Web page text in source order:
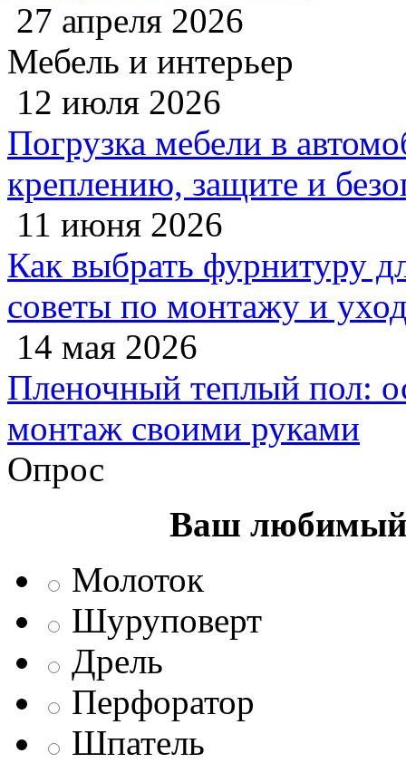
27 апреля 2026
Мебель и интерьер
12 июля 2026
Погрузка мебели в
креплению, защите и
11 июня 2026
Как выбрать фурнитуру
советы по монтажу и
14 мая 2026
Пленочный теплый пол:
монтаж своими руками
Опрос
Ваш любимый
Молоток
Шуруповерт
Дрель
Перфоратор
Шпатель